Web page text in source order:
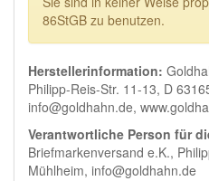
86StGB zu benutzen.
Herstellerinformation:
Philipp-Reis-Str. 11-13, D
info@goldhahn.de,
Verantwortliche Person für
Briefmarkenversand e.K.,
Mühlheim, info@goldhahn.de